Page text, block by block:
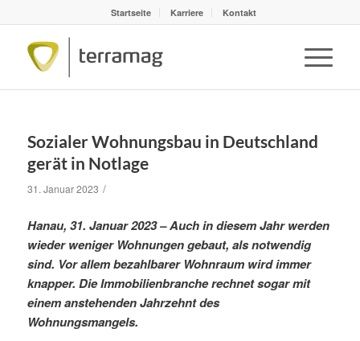
Startseite Karriere Kontakt
Sozialer Wohnungsbau in Deutschland
gerät in Notlage
31. Januar 2023 /
Hanau, 31. Januar 2023 – Auch in diesem Jahr werden
wieder weniger Wohnungen gebaut, als notwendig
sind. Vor allem bezahlbarer Wohnraum wird immer
knapper. Die Immobilienbranche rechnet sogar mit
einem anstehenden Jahrzehnt des
Wohnungsmangels.